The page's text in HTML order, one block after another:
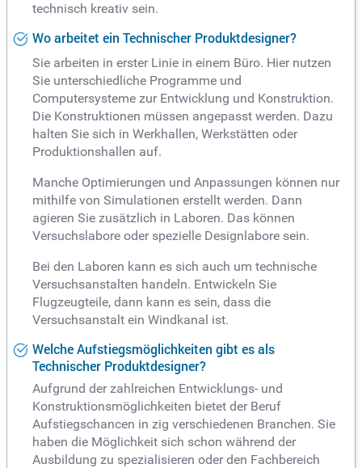
technisch kreativ sein.
Wo arbeitet ein Technischer Produktdesigner?
Sie arbeiten in erster Linie in einem Büro. Hier nutzen
Sie unterschiedliche Programme und
Computersysteme zur Entwicklung und Konstruktion.
Die Konstruktionen müssen angepasst werden. Dazu
halten Sie sich in Werkhallen, Werkstätten oder
Produktionshallen auf.
Manche Optimierungen und Anpassungen können nur
mithilfe von Simulationen erstellt werden. Dann
agieren Sie zusätzlich in Laboren. Das können
Versuchslabore oder spezielle Designlabore sein.
Bei den Laboren kann es sich auch um technische
Versuchsanstalten handeln. Entwickeln Sie
Flugzeugteile, dann kann es sein, dass die
Versuchsanstalt ein Windkanal ist.
Welche Aufstiegsmöglichkeiten gibt es als
Technischer Produktdesigner?
Aufgrund der zahlreichen Entwicklungs- und
Konstruktionsmöglichkeiten bietet der Beruf
Aufstiegschancen in zig verschiedenen Branchen. Sie
haben die Möglichkeit sich schon während der
Ausbildung zu spezialisieren oder den Fachbereich